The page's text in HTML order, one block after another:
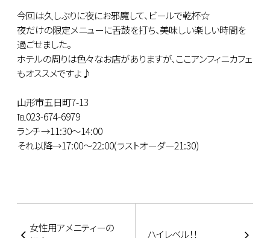
今回は久しぶりに夜にお邪魔して、ビールで乾杯☆
夜だけの限定メニューに舌鼓を打ち、美味しい楽しい時間を
過ごせました。
ホテルの周りは色々なお店がありますが、ここアンフィニカフェ
もオススメですよ♪
山形市五日町7-13
℡023-674-6979
ランチ→11:30～14:00
それ以降→17:00～22:00(ラストオーダー21:30)
女性用アメニティーの
ハイレベル！！